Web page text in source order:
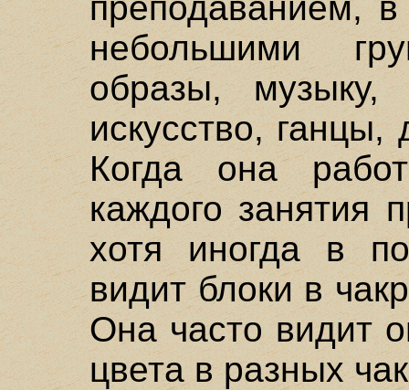
небольшими
образы, музыку,
искусство,
Когда она
каждого занятия
хотя иногда в
видит блоки в
Она часто видит
цвета в разных